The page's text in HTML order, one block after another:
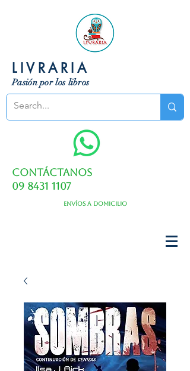
LIVRARIA
Pasión por los libros
Contáctanos
09 8431 1107
Envíos a domicilio